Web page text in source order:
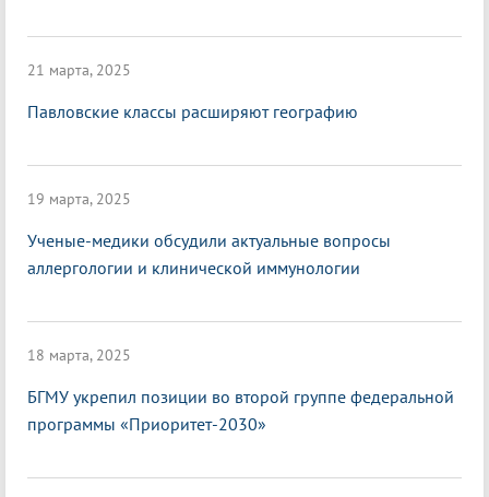
21 марта, 2025
Павловские классы расширяют географию
19 марта, 2025
Ученые-медики обсудили актуальные вопросы
аллергологии и клинической иммунологии
18 марта, 2025
БГМУ укрепил позиции во второй группе федеральной
программы «Приоритет-2030»